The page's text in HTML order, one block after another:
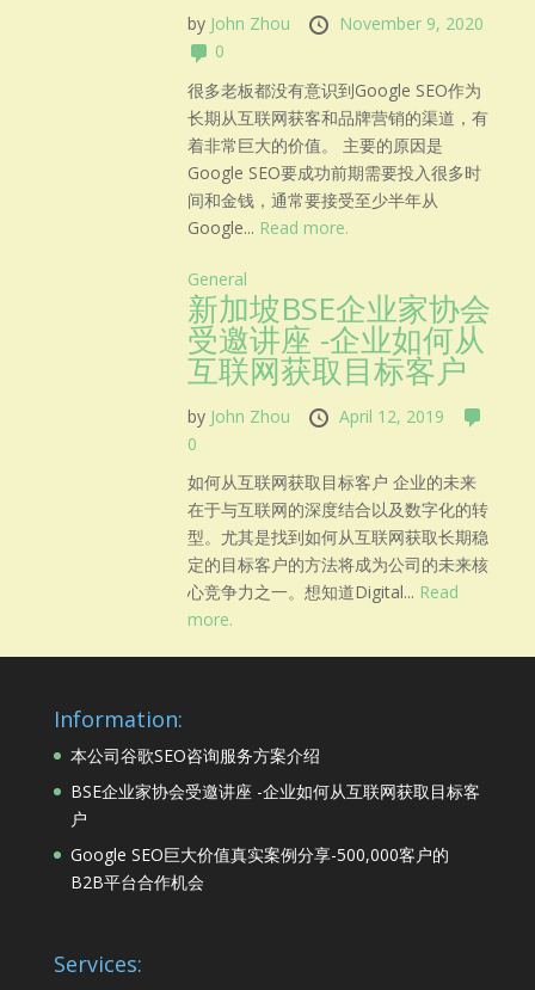
by John Zhou
November 9, 2020
0
很多老板都没有意识到Google SEO作为
长期从互联网获客和品牌营销的渠道，有
着非常巨大的价值。 主要的原因是
Google SEO要成功前期需要投入很多时
间和金钱，通常要接受至少半年从
Google... Read more.
General
新加坡BSE企业家协会
受邀讲座 -企业如何从
互联网获取目标客户
by John Zhou
April 12, 2019
0
如何从互联网获取目标客户 企业的未来
在于与互联网的深度结合以及数字化的转
型。尤其是找到如何从互联网获取长期稳
定的目标客户的方法将成为公司的未来核
心竞争力之一。想知道Digital... Read
more.
Information:
本公司谷歌SEO咨询服务方案介绍
BSE企业家协会受邀讲座 -企业如何从互联网获取目标客
户
Google SEO巨大价值真实案例分享-500,000客户的
B2B平台合作机会
Services: